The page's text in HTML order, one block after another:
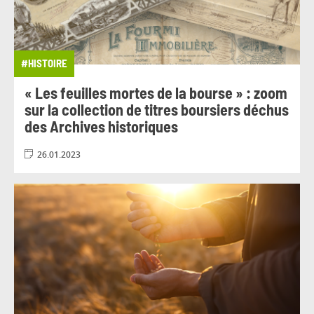
#RELATION CLIENT #RH #ROUMANIE
#RSE #RÉGLEMENTATION
#RÉSULTATS FINANCIERS #SANTÉ
#SERBIE #SOLIDARITÉ
#TECHNOLOGIE #TENDANCES-ECO
#TOURISME #TRANSFORMATION
#TRANSITION ÉNERGÉTIQUE #TÉMOIGNAGE
#UKRAINE #UNIQUEMENT POUR LMSI
#VIE DE L'ENTREPRISE #VIE PRIVÉE
#HISTOIRE
« Les feuilles mortes de la bourse » : zoom
sur la collection de titres boursiers déchus
des Archives historiques
26.01.2023